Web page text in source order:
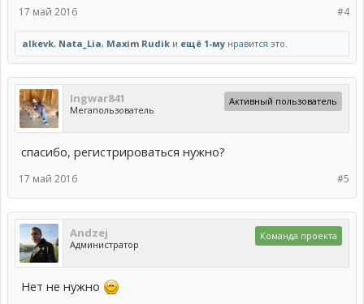
#4
17 май 2016
alkevk, Nata_Lia, Maxim Rudik и ещё 1-му нравится это.
Ingwar841
Мегапользователь
Активный пользователь
спасибо, регистрироваться нужно?
#5
17 май 2016
Andzej
Администратор
Команда проекта
Нет не нужно